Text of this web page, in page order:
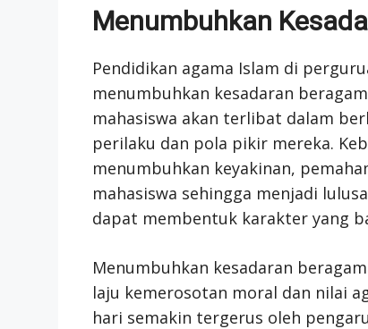
Menumbuhkan
Pendidikan agama Islam di
menumbuhkan kesadaran
mahasiswa akan terlibat dalam
perilaku dan pola pikir mereka.
menumbuhkan keyakinan,
mahasiswa sehingga menjadi
dapat membentuk karakter yang
Menumbuhkan kesadaran
laju kemerosotan moral dan nilai
hari semakin tergerus oleh